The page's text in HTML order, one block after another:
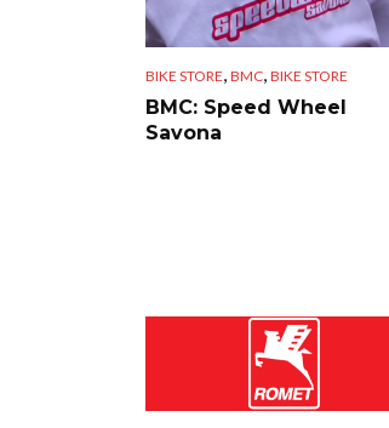
BIKE STORE, BMC, BIKE STORE
BMC: Speed Wheel
Savona